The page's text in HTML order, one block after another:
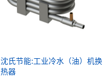
沈氏节能:工业冷水（油）机换
热器